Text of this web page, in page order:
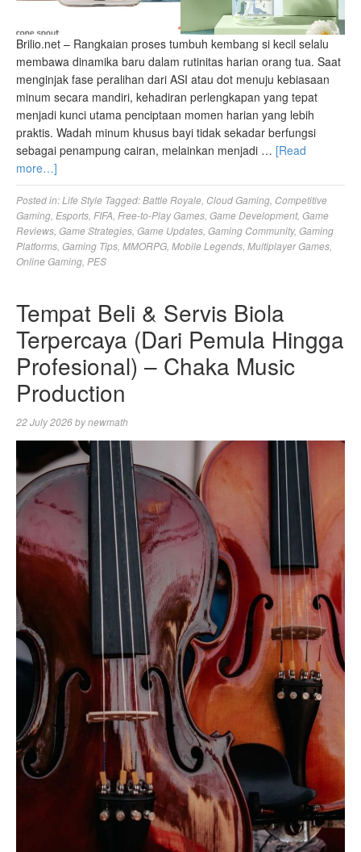
Brilio.net – Rangkaian proses tumbuh kembang si kecil selalu
membawa dinamika baru dalam rutinitas harian orang tua. Saat
menginjak fase peralihan dari ASI atau dot menuju kebiasaan
minum secara mandiri, kehadiran perlengkapan yang tepat
menjadi kunci utama penciptaan momen harian yang lebih
praktis. Wadah minum khusus bayi tidak sekadar berfungsi
sebagai penampung cairan, melainkan menjadi … [Read
more…]
Posted in:Life Style Tagged:Battle Royale, Cloud Gaming, Competitive
Gaming, Esports, FIFA, Free-to-Play Games, Game Development, Game
Reviews, Game Strategies, Game Updates, Gaming Community, Gaming
Platforms, Gaming Tips, MMORPG, Mobile Legends, Multiplayer Games,
Online Gaming, PES
Tempat Beli & Servis Biola
Terpercaya (Dari Pemula Hingga
Profesional) – Chaka Music
Production
22 July 2026bynewmath